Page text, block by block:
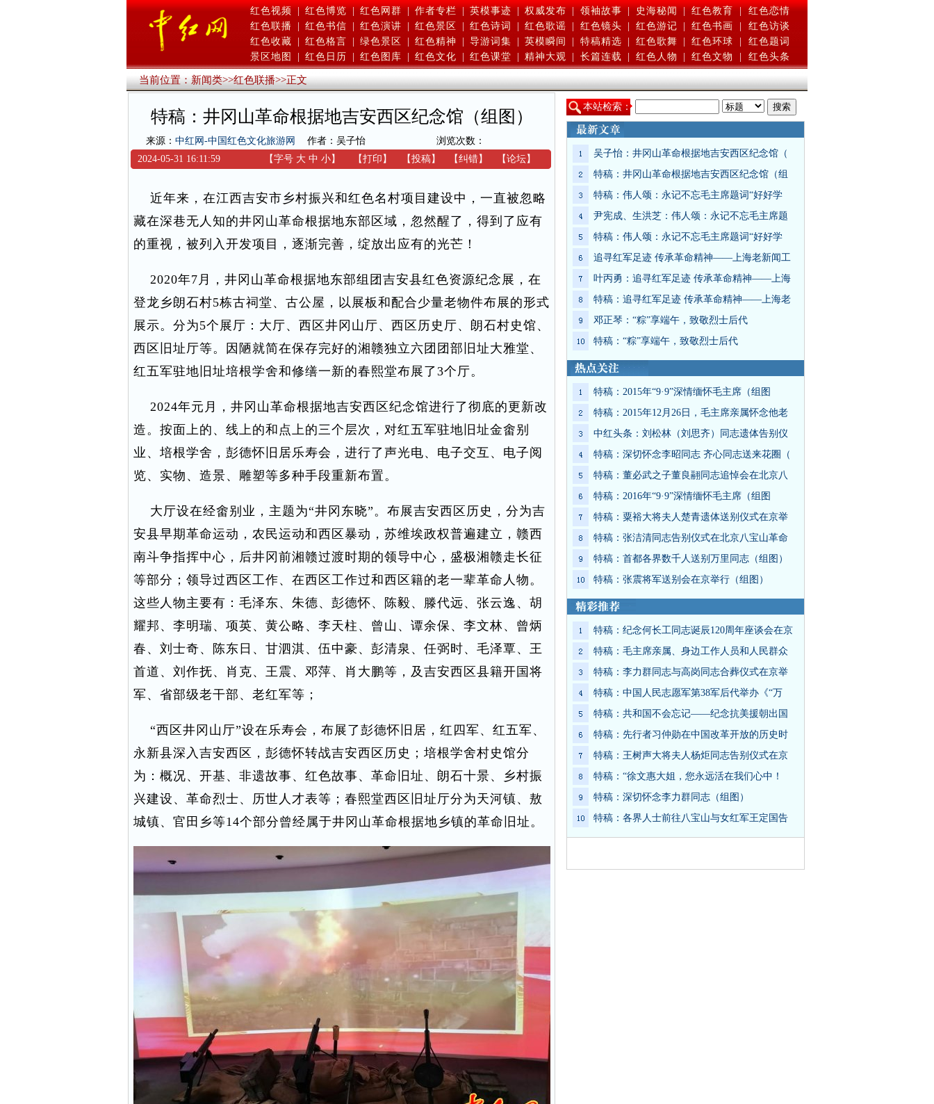
红色视频 | 红色博览 | 红色网群 | 作者专栏 | 英模事迹 | 权威发布 | 领袖故事 | 史海秘闻 | 红色教育 |
红色恋情
红色联播
红色书信 红色演讲 红色景区 红色诗词 红色歌谣 红色镜头 红色游记 红色书画
红色访谈
红色收藏
红色格言 绿色景区 红色精神 导游词集 英模瞬间 特稿精选 红色歌舞 红色环球
红色题词
景区地图
红色日历 红色图库 红色文化 红色课堂 精神大观 长篇连载 红色人物 红色文物 红色头条
当前位置：新闻类>>红色联播>>正文
特稿：井冈山革命根据地吉安西区纪念馆（组图）
来源： 中红网-中国红色文化旅游网 作者：吴子怡
浏览次数：
2024-05-31 16:11:59
【字号 大 中 小】 【打印 】 【投稿】 【纠错】 【论坛】
近年来，在江西吉安市乡村振兴和红色名村项目建设中，一直被忽略
藏在深巷无人知的井冈山革命根据地东部区域，忽然醒了，得到了应有
的重视，被列入开发项目，逐渐完善，绽放出应有的光芒！
2020年7月，井冈山革命根据地东部组团吉安县红色资源纪念展，在
登龙乡朗石村5栋古祠堂、古公屋，以展板和配合少量老物件布展的形式
展示。分为5个展厅：大厅、西区井冈山厅、西区历史厅、朗石村史馆、
西区旧址厅等。因陋就简在保存完好的湘赣独立六团团部旧址大雅堂、
红五军驻地旧址培根学舍和修缮一新的春熙堂布展了3个厅。
2024年元月，井冈山革命根据地吉安西区纪念馆进行了彻底的更新改
造。按面上的、线上的和点上的三个层次，对红五军驻地旧址金畬别
业、培根学舍，彭德怀旧居乐寿会，进行了声光电、电子交互、电子阅
览、实物、造景、雕塑等多种手段重新布置。
大厅设在经畬别业，主题为“井冈东晓”。布展吉安西区历史，分为吉
安县早期革命运动，农民运动和西区暴动，苏维埃政权普遍建立，赣西
南斗争指挥中心，后井冈前湘赣过渡时期的领导中心，盛极湘赣走长征
等部分；领导过西区工作、在西区工作过和西区籍的老一辈革命人物。
这些人物主要有：毛泽东、朱德、彭德怀、陈毅、滕代远、张云逸、胡
耀邦、李明瑞、项英、黄公略、李天柱、曾山、谭余保、李文林、曾炳
春、刘士奇、陈东日、甘泗淇、伍中豪、彭清泉、任弼时、毛泽覃、王
首道、刘作抚、肖克、王震、邓萍、肖大鹏等，及吉安西区县籍开国将
军、省部级老干部、老红军等；
“西区井冈山厅”设在乐寿会，布展了彭德怀旧居，红四军、红五军、
永新县深入吉安西区，彭德怀转战吉安西区历史；培根学舍村史馆分
为：概况、开基、非遗故事、红色故事、革命旧址、朗石十景、乡村振
兴建设、革命烈士、历世人才表等；春熙堂西区旧址厅分为天河镇、敖
城镇、官田乡等14个部分曾经属于井冈山革命根据地乡镇的革命旧址。
本站检索：
吴子怡：井冈山革命根据地吉安西区纪念馆（
特稿：井冈山革命根据地吉安西区纪念馆（组
特稿：伟人颂：永记不忘毛主席题词“好好学
尹宪成、生洪芝：伟人颂：永记不忘毛主席题
特稿：伟人颂：永记不忘毛主席题词“好好学
追寻红军足迹 传承革命精神——上海老新闻工
叶丙勇：追寻红军足迹 传承革命精神——上海
特稿：追寻红军足迹 传承革命精神——上海老
邓正琴：“粽”享端午，致敬烈士后代
特稿：“粽”享端午，致敬烈士后代
特稿：2015年“9·9”深情缅怀毛主席（组图
特稿：2015年12月26日，毛主席亲属怀念他老
中红头条：刘松林（刘思齐）同志遗体告别仪
特稿：深切怀念李昭同志 齐心同志送来花圈（
特稿：董必武之子董良翮同志追悼会在北京八
特稿：2016年“9·9”深情缅怀毛主席（组图
特稿：粟裕大将夫人楚青遗体送别仪式在京举
特稿：张洁清同志告别仪式在北京八宝山革命
特稿：首都各界数千人送别万里同志（组图）
特稿：张震将军送别会在京举行（组图）
特稿：纪念何长工同志诞辰120周年座谈会在京
特稿：毛主席亲属、身边工作人员和人民群众
特稿：李力群同志与高岗同志合葬仪式在京举
特稿：中国人民志愿军第38军后代举办《“万
特稿：共和国不会忘记——纪念抗美援朝出国
特稿：先行者习仲勋在中国改革开放的历史时
特稿：王树声大将夫人杨炬同志告别仪式在京
特稿：“徐文惠大姐，您永远活在我们心中！
特稿：深切怀念李力群同志（组图）
特稿：各界人士前往八宝山与女红军王定国告